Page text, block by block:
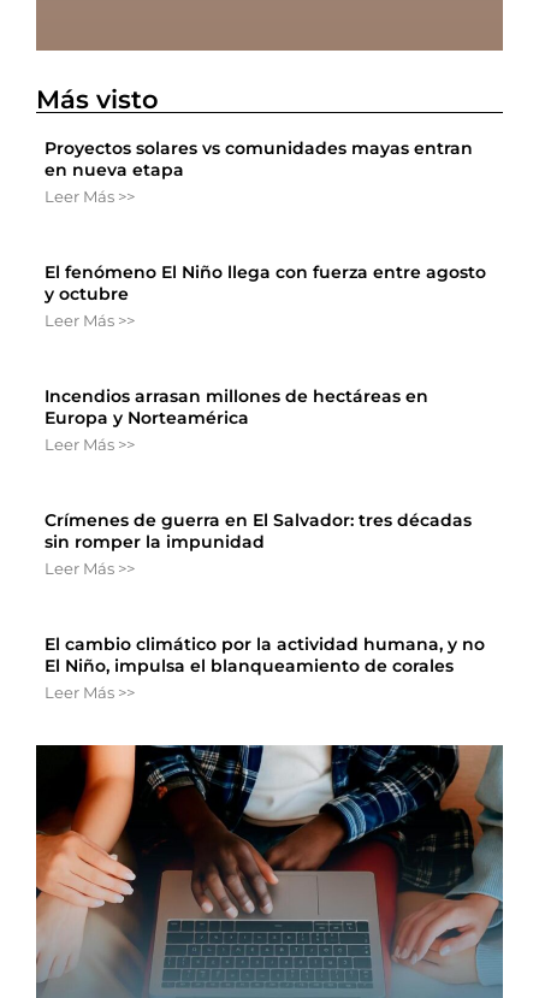
Más visto
Proyectos solares vs comunidades mayas entran
en nueva etapa
Leer Más >>
El fenómeno El Niño llega con fuerza entre agosto
y octubre
Leer Más >>
Incendios arrasan millones de hectáreas en
Europa y Norteamérica
Leer Más >>
Crímenes de guerra en El Salvador: tres décadas
sin romper la impunidad
Leer Más >>
El cambio climático por la actividad humana, y no
El Niño, impulsa el blanqueamiento de corales
Leer Más >>